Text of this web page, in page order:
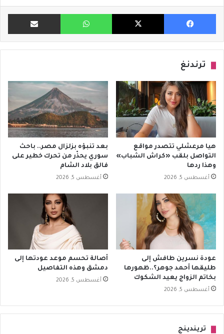
فيسبوك X واتساب مشاركة
ترندنغ
هيا مرعشلي تتصدر مواقع
التواصل بلقب «كراش الشباب»
وهذا ردها
أغسطس 5, 2026
بعد تنبؤه بزلزال مصر.. باحث
سوري يحذّر من تحرك خطير على
فالق بلاد الشام
أغسطس 5, 2026
عودة نسرين طافش إلى
طليقها أحمد جوهر؟..ظهورها
بخاتم الزواج يعيد الشكوك
أغسطس 5, 2026
أصالة تحسم موعد عودتها إلى
دمشق وهذه التفاصيل
أغسطس 5, 2026
تريندينج